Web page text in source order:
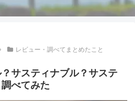
レビュー・調べてまとめたこと
サスティナブル？サステ
べてみた